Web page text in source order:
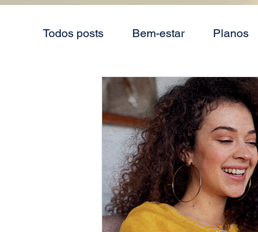
Todos posts Bem-estar Planos
Assistências
Homenagem